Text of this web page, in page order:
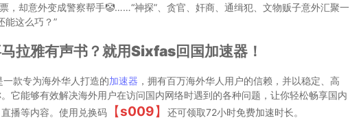
，却意外变成警察帮手🤡……“神探”、贪官、奸商、通缉犯、文物贩子意外汇聚一
能这么巧？”
拉雅有声书？就用Sixfas回国加速器！
款专为海外华人打造的加速器 ，拥有百万海外华人用户的信赖，并以稳定、高
它能够有效解决海外用户在访问国内网络时遇到的各种问题，让你轻松畅享国内
播等内容。使用兑换码
【s009】 还可领取72小时免费加速时长。